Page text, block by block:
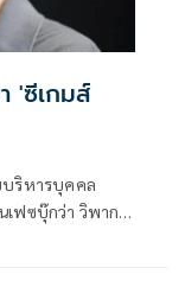
'ซีเกมส์
บริหารบุคคล
เฟซบุ๊กว่า วิพากษ์